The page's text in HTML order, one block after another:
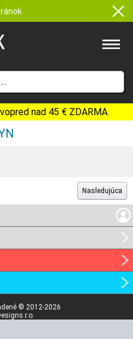
nad 45 € ZDARMA
Nasledujúca
© 2012-2026